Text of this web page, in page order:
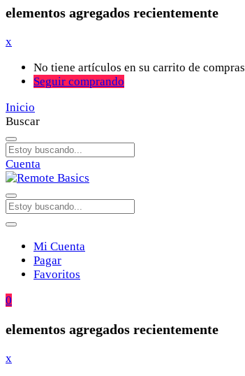
elementos agregados recientemente
x
No tiene artículos en su carrito de compras
Seguir comprando
Inicio
Buscar
Cuenta
Mi Cuenta
Pagar
Favoritos
0
elementos agregados recientemente
x